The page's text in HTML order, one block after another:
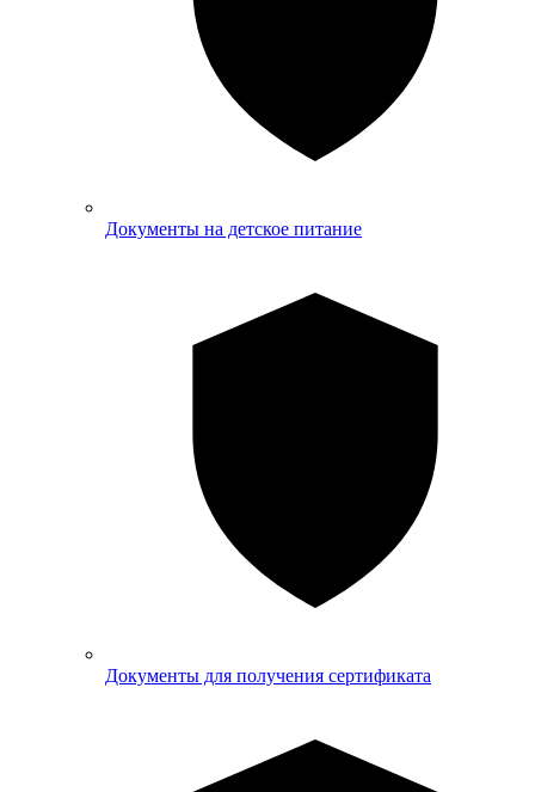
Документы на детское питание
Документы для получения сертификата